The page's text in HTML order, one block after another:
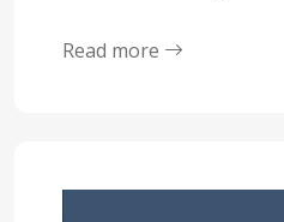
Read more